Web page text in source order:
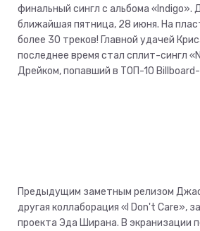
финальный сингл с альбома «Indigo».
ближайшая пятница, 28 июня. На
более 30 треков! Главной удачей
последнее время стал сплит-сингл
Дрейком, попавший в ТОП-10
Предыдущим заметным релизом
другая коллаборация «I Don't Care»,
проекта Эда Ширана. В экранизации